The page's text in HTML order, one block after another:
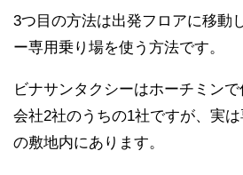
3つ目の方法は出発フロアに移動
ー専用乗り場を使う方法です。
ビナサンタクシーはホーチミン
会社2社のうちの1社ですが、実
の敷地内にあります。